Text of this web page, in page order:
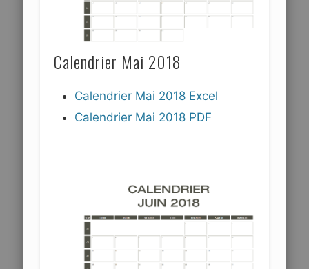
Calendrier Mai 2018
Calendrier Mai 2018 Excel
Calendrier Mai 2018 PDF